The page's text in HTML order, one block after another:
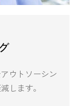
ウトソーシン
します。